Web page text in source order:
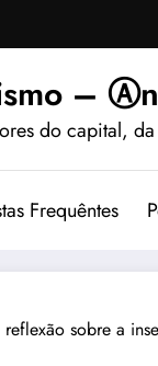
–
do capital,
Frequêntes
sobre a